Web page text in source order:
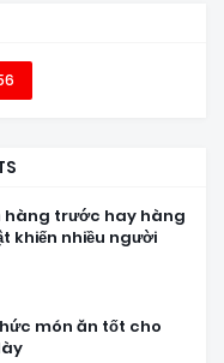
hàng trước hay hàng
khiến nhiều người
món ăn tốt cho